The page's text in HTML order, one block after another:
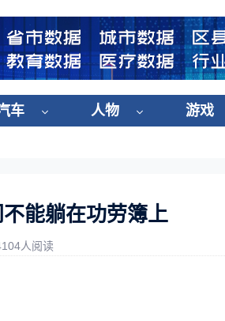
车 人物 游戏
能躺在功劳簿上
人阅读